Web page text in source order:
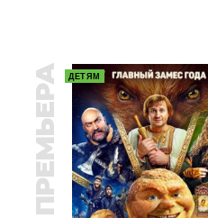
ПРЕМЬЕРА ДЕТЯМ